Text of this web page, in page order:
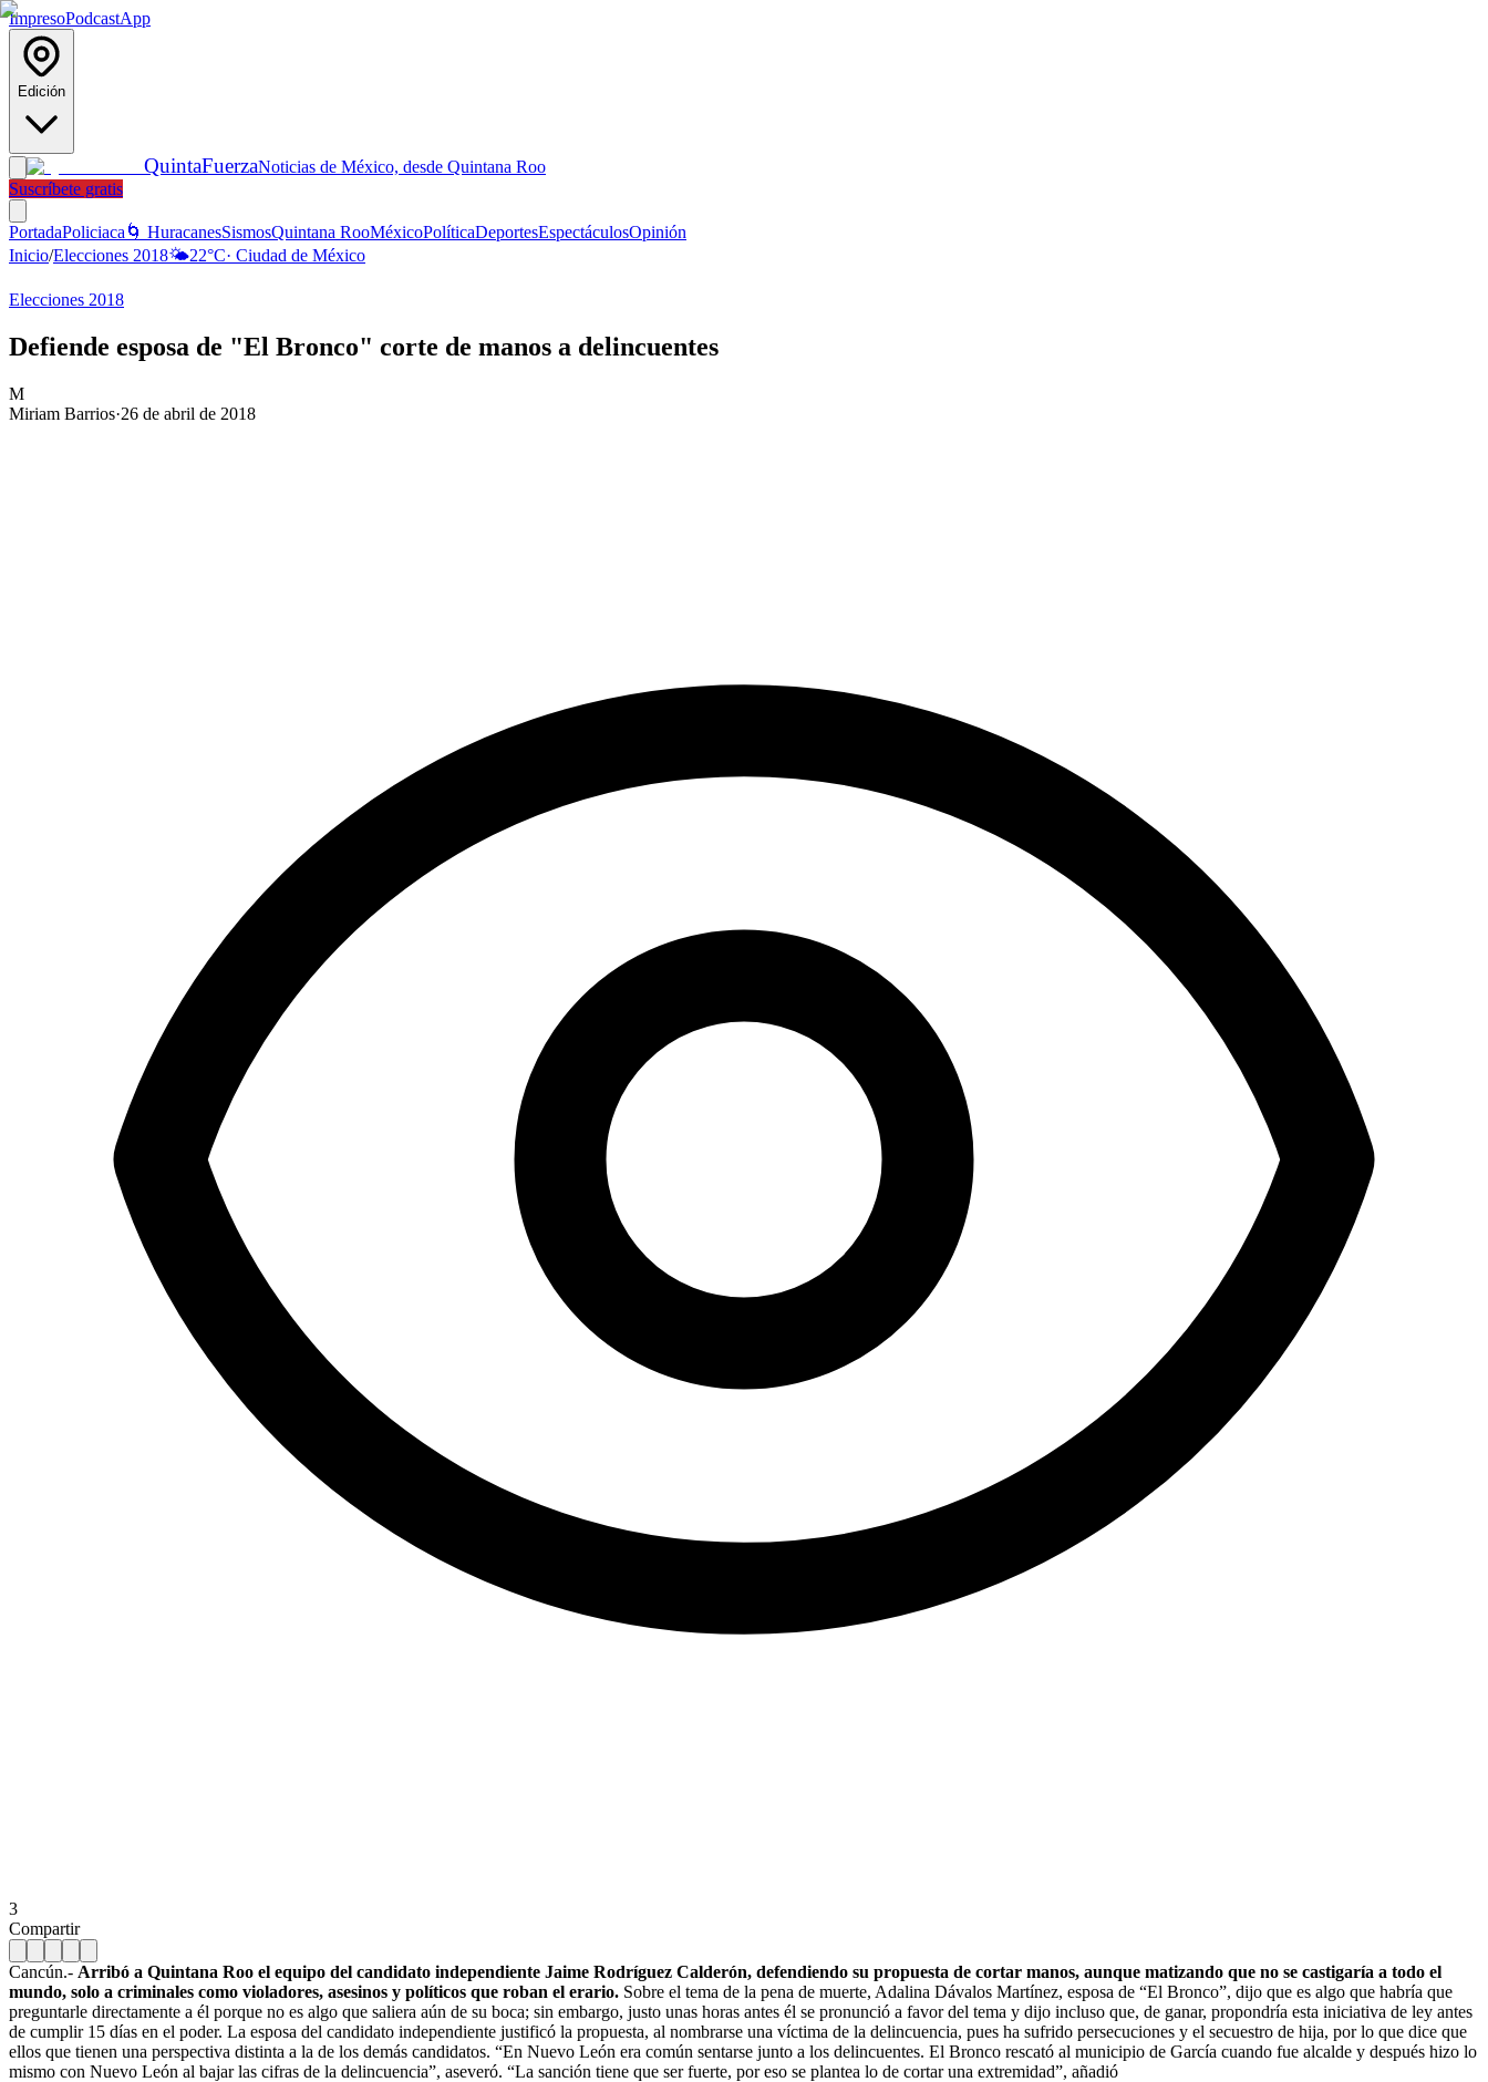
ImpresoPodcastApp
Edición
QuintaFuerzaNoticias de México, desde Quintana Roo
Suscríbete gratis
PortadaPoliciaca 🌀 HuracanesSismosQuintana RooMéxicoPolíticaDeportesEspectáculosOpinión
Inicio/Elecciones 2018🌤️22°C· Ciudad de México
Elecciones 2018
Defiende esposa de "El Bronco" corte de manos a delincuentes
M
Miriam Barrios·26 de abril de 2018
3
Compartir
Cancún.- Arribó a Quintana Roo el equipo del candidato independiente Jaime Rodríguez Calderón, defendiendo su propuesta de cortar manos, aunque matizando que no se castigaría a todo el
mundo, solo a criminales como violadores, asesinos y políticos que roban el erario. Sobre el tema de la pena de muerte, Adalina Dávalos Martínez, esposa de “El Bronco”, dijo que es algo que habría que
preguntarle directamente a él porque no es algo que saliera aún de su boca; sin embargo, justo unas horas antes él se pronunció a favor del tema y dijo incluso que, de ganar, propondría esta iniciativa de ley antes
de cumplir 15 días en el poder. La esposa del candidato independiente justificó la propuesta, al nombrarse una víctima de la delincuencia, pues ha sufrido persecuciones y el secuestro de hija, por lo que dice que
ellos que tienen una perspectiva distinta a la de los demás candidatos. “En Nuevo León era común sentarse junto a los delincuentes. El Bronco rescató al municipio de García cuando fue alcalde y después hizo lo
mismo con Nuevo León al bajar las cifras de la delincuencia”, aseveró. “La sanción tiene que ser fuerte, por eso se plantea lo de cortar una extremidad”, añadió